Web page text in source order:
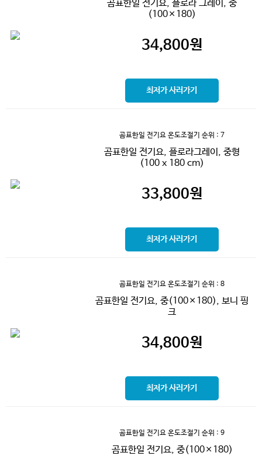
곰표한일 전기요, 플로라 그레이, 중
(100×180)
34,800원
최저가 사러가기
곰표한일 전기요 온도조절기 순위 : 7
곰표한일 전기요, 플로라그레이, 중형
(100 x 180 cm)
33,800원
최저가 사러가기
곰표한일 전기요 온도조절기 순위 : 8
곰표한일 전기요, 중(100×180), 보니 핑
크
34,800원
최저가 사러가기
곰표한일 전기요 온도조절기 순위 : 9
곰표한일 전기요, 중(100×180)